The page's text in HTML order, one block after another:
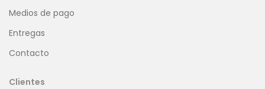
Medios de pago
Entregas
Contacto
Clientes